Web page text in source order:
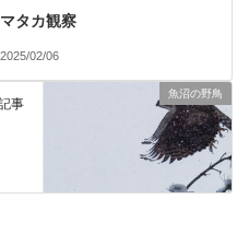
タカ観察
2025/02/06
魚沼の野鳥
事